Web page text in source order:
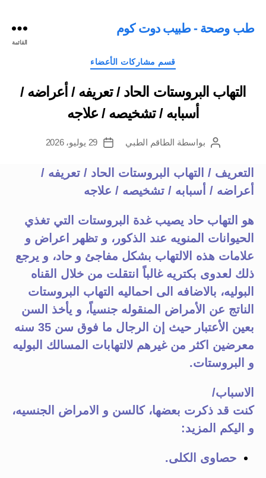
طب وصحة - طبيب دوت كوم
القائمة
التصنيفات
قسم مشاركات الأعضاء
التهاب البروستات الحاد / تعريفه / أعراضه /
أسبابه / تشخيصه / علاجه
كاتببواسطة الطاقم الطبي
تاريخ
29 يوليو، 2026
التعريف / التهاب البروستات الحاد / تعريفه /
أعراضه / أسبابه / تشخيصه / علاجه
هو التهاب حاد يصيب غدة البروستات التي تغذي
الحيوانات المنويه عند الذكور، و تظهر اعراض و
علامات هذه الالتهاب بشكل مفاجئ و حاد، و يرجع
ذلك لعدوى بكتريه غالباً انتقلت من خلال القناه
البوليه، بالاضافه الى احماليه التهاب البروستات
الناتج عن الأمراض المنقوله جنسياً، و يأخذ السن
بعين الأعتبار حيث إن الرجال ما فوق سن 35 سنه
معرضين اكثر من غيرهم لالتهابات المسالك البوليه
و البروستات.
الاسباب/
كنت قد ذكرت بعضها، كالسن و الامراض الجنسيه،
و اليكم المزيد:
حصاوى الكلى.